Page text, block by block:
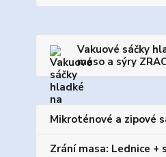
Vakuové sáčky
maso a sýry
Mikroténové a zipové
Zrání masa: Lednice +